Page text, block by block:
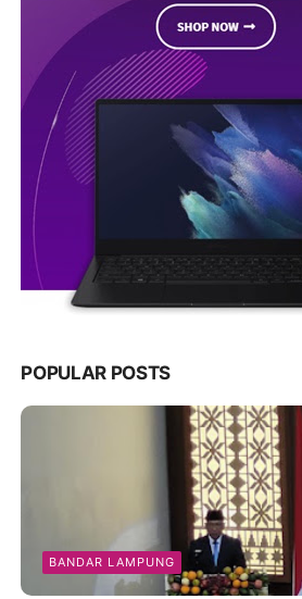
POPULAR POSTS
BANDAR LAMPUNG